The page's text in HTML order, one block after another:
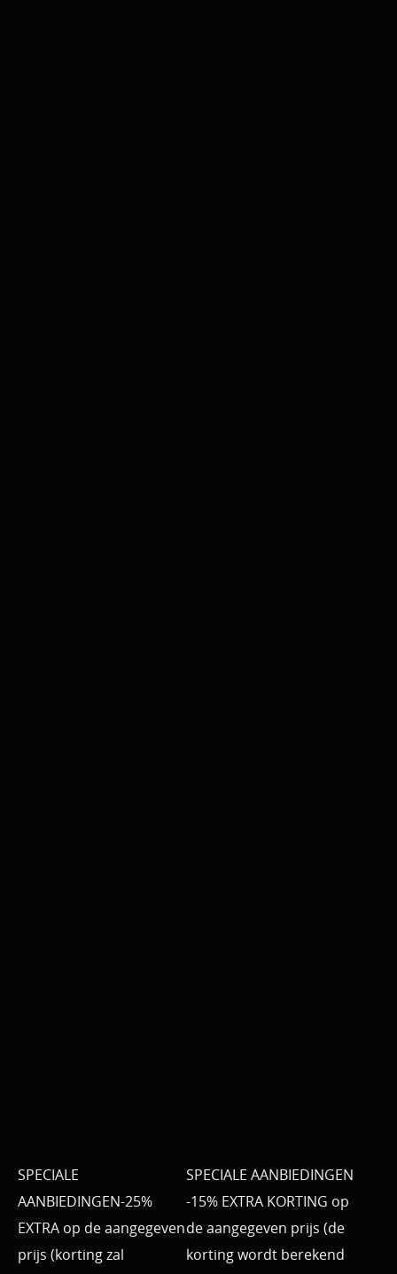
SPECIALE
AANBIEDINGEN-25%
EXTRA op de aangegeven
prijs (korting zal
SPECIALE AANBIEDINGEN
-15% EXTRA KORTING op
de aangegeven prijs (de
korting wordt berekend